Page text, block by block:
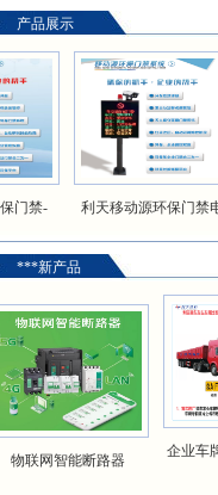
产品展示
禁- 利天移动源环保门禁电
***新产品
物联网智能断路器
企业车